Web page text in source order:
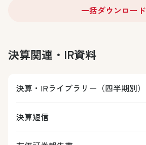
一括ダウンロード
決算関連・IR資料
決算・IRライブラリー（四半期別）
決算短信